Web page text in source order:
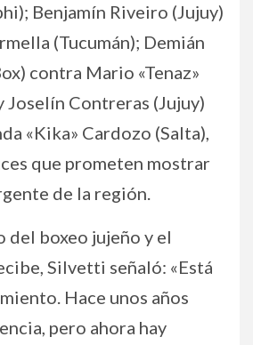
Benjamín Riveiro (Jujuy)
(Tucumán); Demián
contra Mario «Tenaz»
Joselín Contreras (Jujuy)
«Kika» Cardozo (Salta),
que prometen mostrar
de la región.
del boxeo jujeño y el
Silvetti señaló: «Está
Hace unos años
pero ahora hay